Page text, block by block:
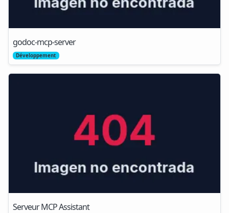
godoc-mcp-server
Développement
Serveur MCP Assistant